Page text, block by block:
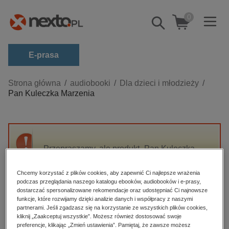
Pokaż/schowaj
wyszukiwarkę
0
E-prasa
Kategorie
Zobacz wszystkie E-prasa
budownictwo, aranżacja wnętrz
darmowe wydania
edukacja
hobby, sport, rozrywka
komputery, internet, technologie, informatyka
Strona główna audiobooki
Dla dzieci i młodzieży
Pan Kuleczka Marzenia
Przepraszamy, ale produkt „Pan Kuleczka
High-contrast mode
Polecane
Chcemy korzystać z plików cookies, aby zapewnić Ci najlepsze wrażenia
podczas przeglądania naszego katalogu ebooków, audiobooków i e-prasy,
dostarczać spersonalizowane rekomendacje oraz udostępniać Ci najnowsze
funkcje, które rozwijamy dzięki analizie danych i współpracy z naszymi
partnerami. Jeśli zgadzasz się na korzystanie ze wszystkich plików cookies,
kliknij „Zaakceptuj wszystkie”. Możesz również dostosować swoje
preferencje, klikając „Zmień ustawienia”. Pamiętaj, że zawsze możesz